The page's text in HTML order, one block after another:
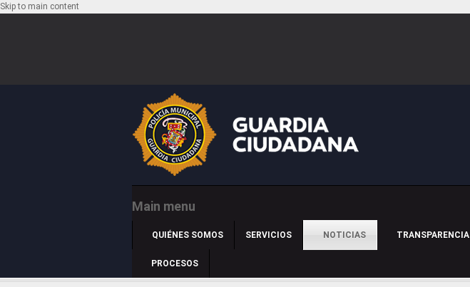
Skip to main content
Main menu
QUIÉNES SOMOS SERVICIOS NOTICIAS TRANSPARENCIA
PROCESOS